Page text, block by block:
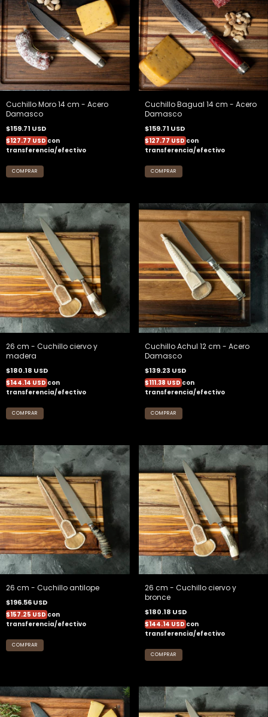
Cuchillo Moro 14 cm - Acero
Damasco
$159.71 USD
$127.77 USDcon
transferencia/efectivo
Cuchillo Bagual 14 cm - Acero
Damasco
$159.71 USD
$127.77 USDcon
transferencia/efectivo
26 cm - Cuchillo ciervo y
madera
$180.18 USD
$144.14 USDcon
transferencia/efectivo
Cuchillo Achul 12 cm - Acero
Damasco
$139.23 USD
$111.38 USDcon
transferencia/efectivo
26 cm - Cuchillo antilope
$196.56 USD
$157.25 USDcon
transferencia/efectivo
26 cm - Cuchillo ciervo y
bronce
$180.18 USD
$144.14 USDcon
transferencia/efectivo